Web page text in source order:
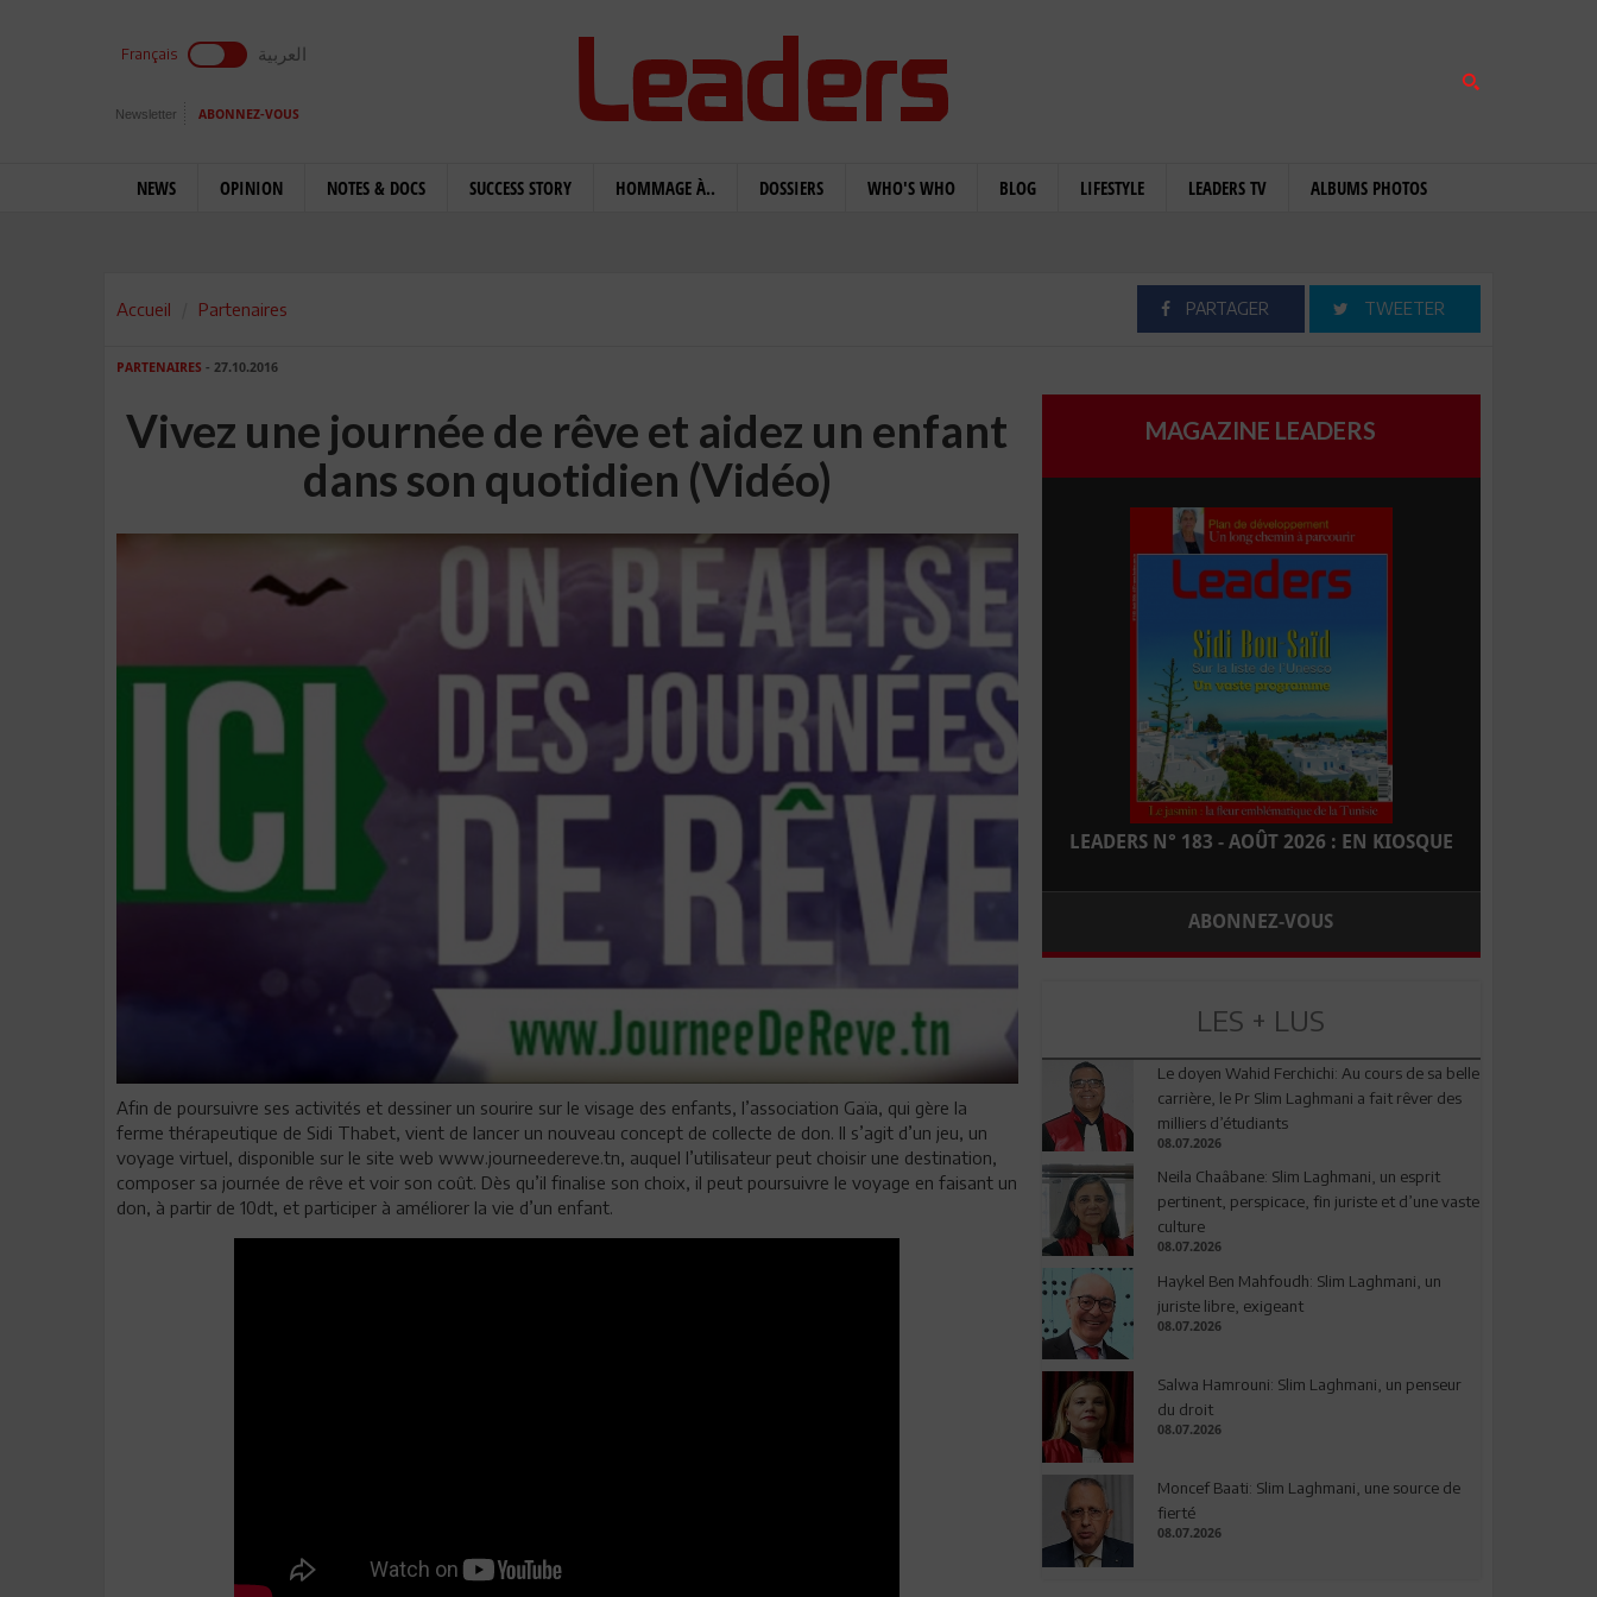
Français العربية
Newsletter ABONNEZ-VOUS
NEWS OPINION NOTES & DOCS SUCCESS STORY HOMMAGE À.. DOSSIERS WHO'S WHO BLOG LIFESTYLE LEADERS TV ALBUMS PHOTOS
Accueil Partenaires PARTAGER TWEETER
PARTENAIRES - 27.10.2016
Vivez une journée de rêve et aidez un enfant
dans son quotidien (Vidéo)
Afin de poursuivre ses activités et dessiner un sourire sur le visage des enfants, l’association Gaïa, qui gère la
ferme thérapeutique de Sidi Thabet, vient de lancer un nouveau concept de collecte de don. Il s’agit d’un jeu, un
voyage virtuel, disponible sur le site web www.journeedereve.tn, auquel l’utilisateur peut choisir une destination,
composer sa journée de rêve et voir son coût. Dès qu’il finalise son choix, il peut poursuivre le voyage en faisant un
don, à partir de 10dt, et participer à améliorer la vie d’un enfant.
MAGAZINE LEADERS
LEADERS N° 183 - AOÛT 2026 : EN KIOSQUE
ABONNEZ-VOUS
LES + LUS
Le doyen Wahid Ferchichi: Au cours de sa belle
carrière, le Pr Slim Laghmani a fait rêver des
milliers d’étudiants
08.07.2026
Neila Chaâbane: Slim Laghmani, un esprit
pertinent, perspicace, fin juriste et d’une vaste
culture
08.07.2026
Haykel Ben Mahfoudh: Slim Laghmani, un
juriste libre, exigeant
08.07.2026
Salwa Hamrouni: Slim Laghmani, un penseur
du droit
08.07.2026
Moncef Baati: Slim Laghmani, une source de
fierté
08.07.2026